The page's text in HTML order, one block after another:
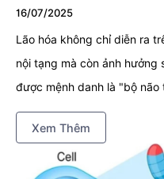
16/07/2025
Lão hóa không chỉ diễn ra
nội tạng mà còn ảnh hưởng
được mệnh danh là "bộ
những năm gần đây, các
đảo ngược quá trình lão
một hướng đi đầy tiềm
Xem Thêm